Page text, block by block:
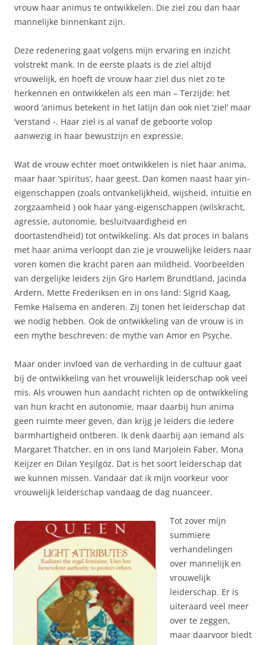
vrouw haar animus te ontwikkelen. Die ziel zou dan haar
mannelijke binnenkant zijn.
Deze redenering gaat volgens mijn ervaring en inzicht
volstrekt mank. In de eerste plaats is de ziel altijd
vrouwelijk, en hoeft de vrouw haar ziel dus niet zo te
herkennen en ontwikkelen als een man – Terzijde: het
woord ‘animus betekent in het latijn dan ook niet ‘ziel’ maar
‘verstand -. Haar ziel is al vanaf de geboorte volop
aanwezig in haar bewustzijn en expressie.
Wat de vrouw echter moet ontwikkelen is niet haar anima,
maar haar ‘spiritus’, haar geest. Dan komen naast haar yin-
eigenschappen (zoals ontvankelijkheid, wijsheid, intuïtie en
zorgzaamheid ) ook haar yang-eigenschappen (wilskracht,
agressie, autonomie, besluitvaardigheid en
doortastendheid) tot ontwikkeling. Als dat proces in balans
met haar anima verloopt dan zie je vrouwelijke leiders naar
voren komen die kracht paren aan mildheid. Voorbeelden
van dergelijke leiders zijn Gro Harlem Brundtland, Jacinda
Ardern, Mette Frederiksen en in ons land: Sigrid Kaag,
Femke Halsema en anderen. Zij tonen het leiderschap dat
we nodig hebben. Ook de ontwikkeling van de vrouw is in
een mythe beschreven: de mythe van Amor en Psyche.
Maar onder invloed van de verharding in de cultuur gaat
bij de ontwikkeling van het vrouwelijk leiderschap ook veel
mis. Als vrouwen hun aandacht richten op de ontwikkeling
van hun kracht en autonomie, maar daarbij hun anima
geen ruimte meer geven, dan krijg je leiders die iedere
barmhartigheid ontberen. Ik denk daarbij aan iemand als
Margaret Thatcher, en in ons land Marjolein Faber, Mona
Keijzer en Dilan Yeşilgöz. Dat is het soort leiderschap dat
we kunnen missen. Vandaar dat ik mijn voorkeur voor
vrouwelijk leiderschap vandaag de dag nuanceer.
Tot zover mijn
summiere
verhandelingen
over mannelijk en
vrouwelijk
leiderschap. Er is
uiteraard veel meer
over te zeggen,
maar daarvoor biedt